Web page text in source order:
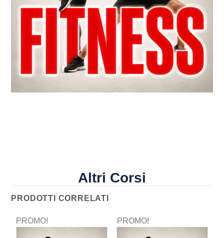
Altri Corsi
PRODOTTI CORRELATI
PROMO! PROMO!